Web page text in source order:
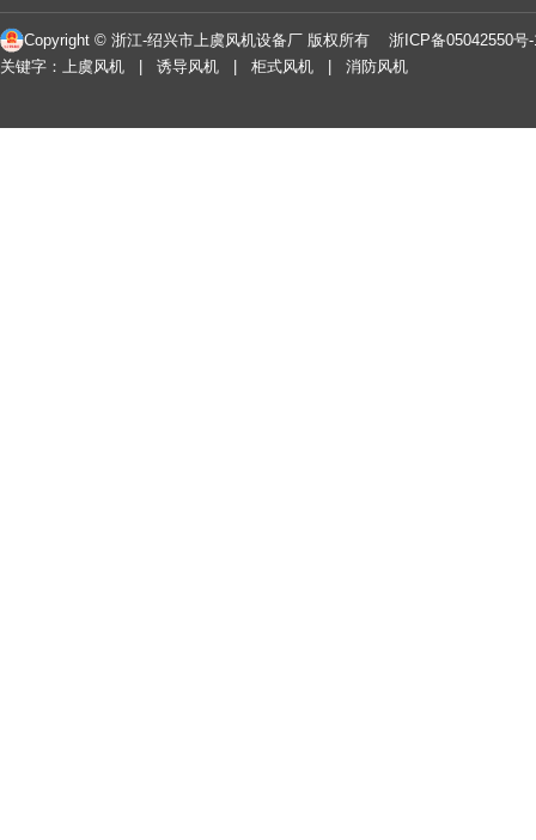
Copyright © 浙江-绍兴市上虞风机设备厂 版权所有 浙ICP备05042550号
关键字：上虞风机 | 诱导风机 | 柜式风机 | 消防风机